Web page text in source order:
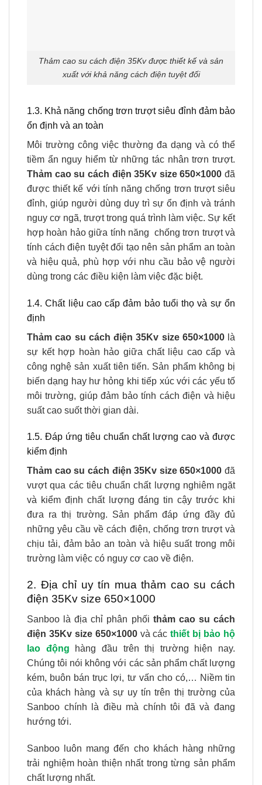
Thảm cao su cách điện 35Kv được thiết kế và sản
xuất với khả năng cách điện tuyệt đối
1.3. Khả năng chống trơn trượt siêu đỉnh đảm bảo
ổn định và an toàn
Môi trường công việc thường đa dạng và có thể
tiềm ẩn nguy hiểm từ những tác nhân trơn trượt.
Thảm cao su cách điện 35Kv size 650×1000 đã
được thiết kế với tính năng chống trơn trượt siêu
đỉnh, giúp người dùng duy trì sự ổn định và tránh
nguy cơ ngã, trượt trong quá trình làm việc. Sự kết
hợp hoàn hảo giữa tính năng chống trơn trượt và
tính cách điện tuyệt đối tạo nên sản phẩm an toàn
và hiệu quả, phù hợp với nhu cầu bảo vệ người
dùng trong các điều kiện làm việc đặc biệt.
1.4. Chất liệu cao cấp đảm bảo tuổi thọ và sự ổn
định
Thảm cao su cách điện 35Kv size 650×1000 là
sự kết hợp hoàn hảo giữa chất liệu cao cấp và
công nghệ sản xuất tiên tiến. Sản phẩm không bị
biến dạng hay hư hỏng khi tiếp xúc với các yếu tố
môi trường, giúp đảm bảo tính cách điện và hiệu
suất cao suốt thời gian dài.
1.5. Đáp ứng tiêu chuẩn chất lượng cao và được
kiểm định
Thảm cao su cách điện 35Kv size 650×1000 đã
vượt qua các tiêu chuẩn chất lượng nghiêm ngặt
và kiểm định chất lượng đáng tin cậy trước khi
đưa ra thị trường. Sản phẩm đáp ứng đầy đủ
những yêu cầu về cách điện, chống trơn trượt và
chịu tải, đảm bảo an toàn và hiệu suất trong môi
trường làm việc có nguy cơ cao về điện.
2. Địa chỉ uy tín mua thảm cao su cách
điện 35Kv size 650×1000
Sanboo là địa chỉ phân phối thảm cao su cách
điện 35Kv size 650×1000và cácthiết bị bảo hộ
lao động hàng đầu trên thị trường hiện nay.
Chúng tôi nói không với các sản phẩm chất lượng
kém, buôn bán trục lợi, tư vấn cho có,… Niềm tin
của khách hàng và sự uy tín trên thị trường của
Sanboo chính là điều mà chính tôi đã và đang
hướng tới.
Sanboo luôn mang đến cho khách hàng những
trải nghiệm hoàn thiện nhất trong từng sản phẩm
chất lượng nhất.